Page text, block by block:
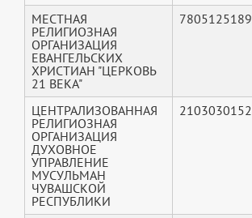
МЕСТНАЯ
РЕЛИГИОЗНАЯ
ОРГАНИЗАЦИЯ
ЕВАНГЕЛЬСКИХ
ХРИСТИАН "ЦЕРКОВЬ
21 ВЕКА"
7805125189
ЦЕНТРАЛИЗОВАННАЯ
РЕЛИГИОЗНАЯ
ОРГАНИЗАЦИЯ
ДУХОВНОЕ
УПРАВЛЕНИЕ
МУСУЛЬМАН
ЧУВАШСКОЙ
РЕСПУБЛИКИ
2103030152